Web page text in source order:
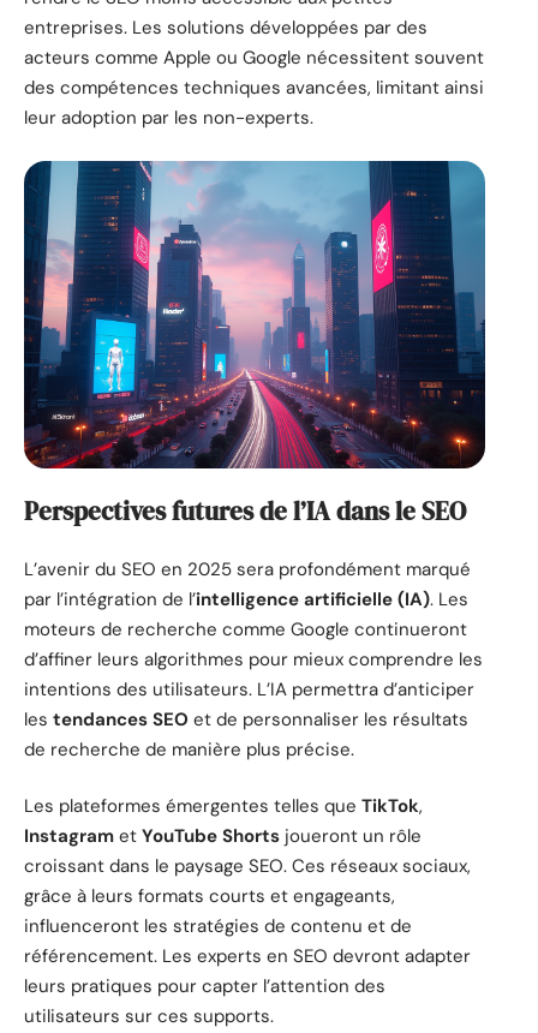
entreprises. Les solutions développées par des
acteurs comme Apple ou Google nécessitent souvent
des compétences techniques avancées, limitant ainsi
leur adoption par les non-experts.
Perspectives futures de l’IA dans le SEO
L’avenir du SEO en 2025 sera profondément marqué
par l’intégration de l’intelligence artificielle (IA). Les
moteurs de recherche comme Google continueront
d’affiner leurs algorithmes pour mieux comprendre les
intentions des utilisateurs. L’IA permettra d’anticiper
les tendances SEO et de personnaliser les résultats
de recherche de manière plus précise.
Les plateformes émergentes telles que TikTok,
Instagram et YouTube Shorts joueront un rôle
croissant dans le paysage SEO. Ces réseaux sociaux,
grâce à leurs formats courts et engageants,
influenceront les stratégies de contenu et de
référencement. Les experts en SEO devront adapter
leurs pratiques pour capter l’attention des
utilisateurs sur ces supports.